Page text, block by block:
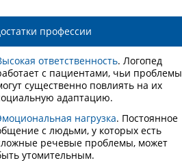
профессии
ответственность. Логопед
с пациентами, чьи проблемы
существенно повлиять на их
адаптацию.
нагрузка. Постоянное
с людьми, у которых есть
речевые проблемы, может
утомительным.